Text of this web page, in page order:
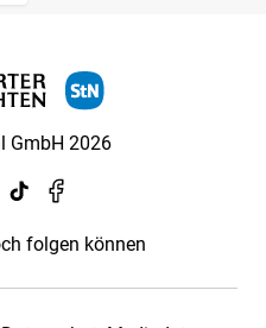
GmbH 2026
folgen können